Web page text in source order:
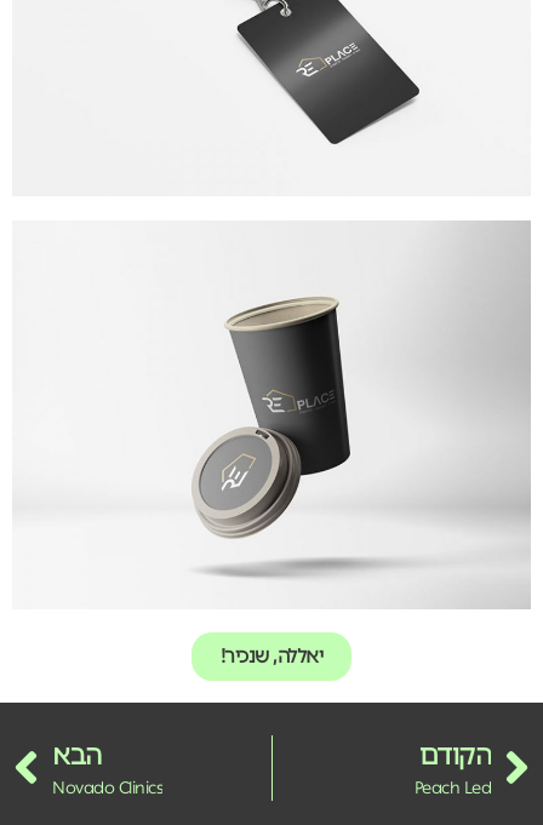
יאללה, שנכיר!
הקודם
Peach Led
הבא
Novado Clinics